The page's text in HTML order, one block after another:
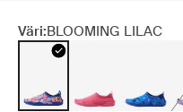
Väri:BLOOMING LILAC